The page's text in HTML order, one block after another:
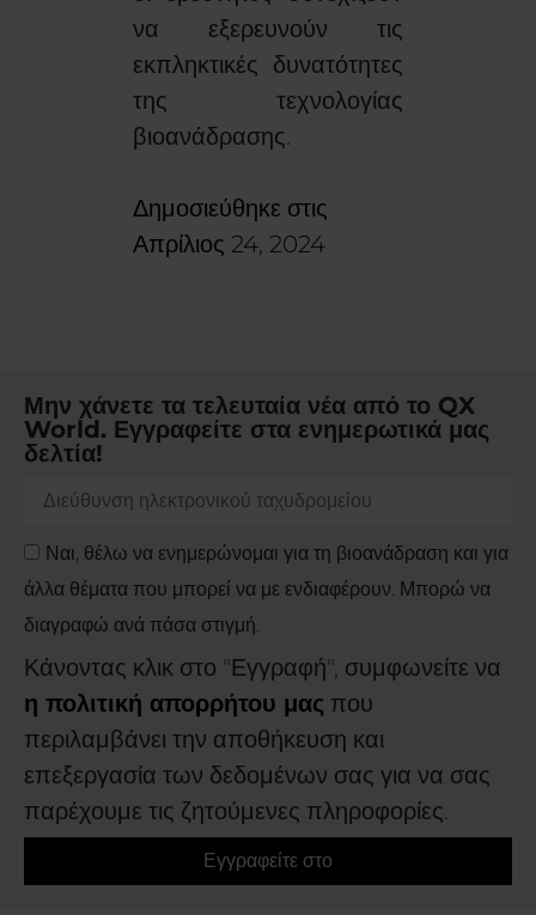
να εξερευνούν τις
εκπληκτικές δυνατότητες
της τεχνολογίας
βιοανάδρασης.
Δημοσιεύθηκε στις
Απρίλιος 24, 2024
Μην χάνετε τα τελευταία νέα από το QX
World. Εγγραφείτε στα ενημερωτικά μας
δελτία!
Ναι, θέλω να ενημερώνομαι για τη βιοανάδραση και για
άλλα θέματα που μπορεί να με ενδιαφέρουν. Μπορώ να
διαγραφώ ανά πάσα στιγμή.
Κάνοντας κλικ στο "Εγγραφή", συμφωνείτε να
η πολιτική απορρήτου μας που
περιλαμβάνει την αποθήκευση και
επεξεργασία των δεδομένων σας για να σας
παρέχουμε τις ζητούμενες πληροφορίες.
Εγγραφείτε στο